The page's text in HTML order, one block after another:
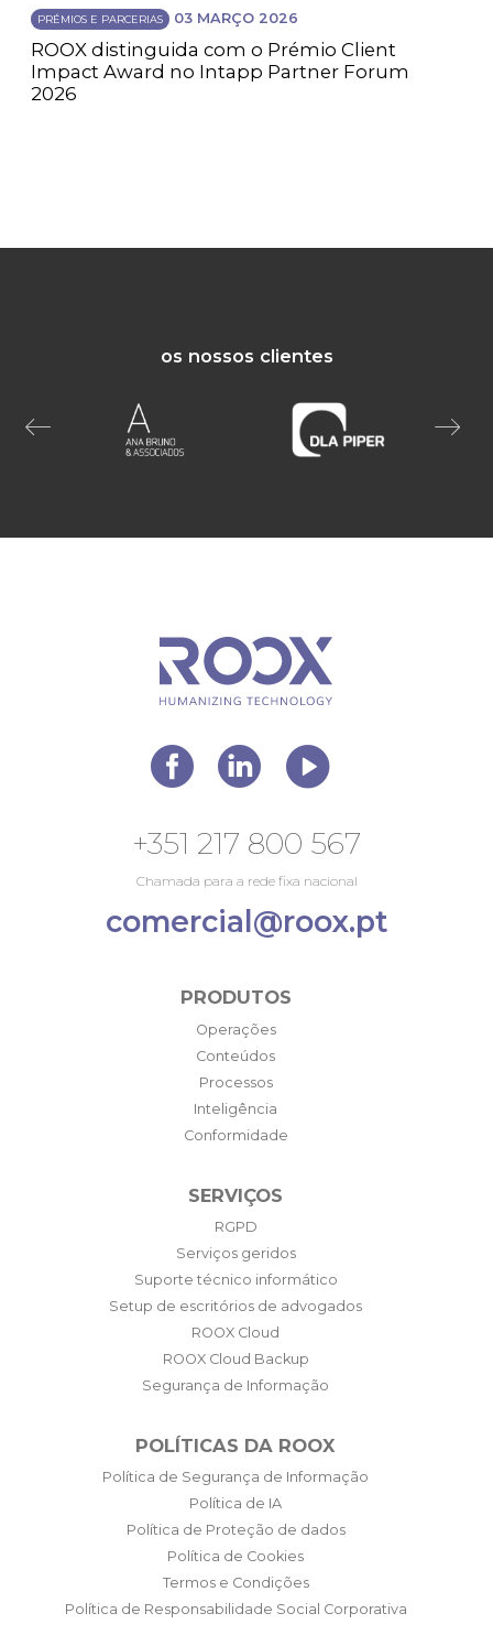
PRÉMIOS E PARCERIAS 03 MARÇO 2026
ROOX distinguida com o Prémio Client
Impact Award no Intapp Partner Forum
2026
os nossos clientes
+351 217 800 567
Chamada para a rede fixa nacional
comercial@roox.pt
PRODUTOS
Operações
Conteúdos
Processos
Inteligência
Conformidade
SERVIÇOS
RGPD
Serviços geridos
Suporte técnico informático
Setup de escritórios de advogados
ROOX Cloud
ROOX Cloud Backup
Segurança de Informação
POLÍTICAS DA ROOX
Política de Segurança de Informação
Política de IA
Política de Proteção de dados
Política de Cookies
Termos e Condições
Política de Responsabilidade Social Corporativa